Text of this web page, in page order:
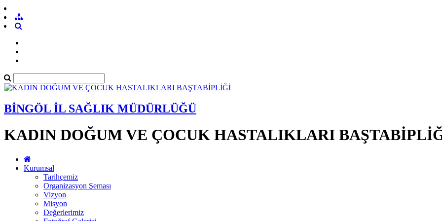
BİNGÖL İL SAĞLIK MÜDÜRLÜĞÜ
KADIN DOĞUM VE ÇOCUK HASTALIKLARI
Kurumsal
Tarihçemiz
Organizasyon Şeması
Vizyon
Misyon
Değerlerimiz